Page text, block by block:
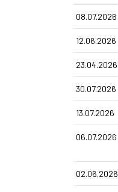
08.07.2026
12.06.2026
23.04.2026
30.07.2026
13.07.2026
06.07.2026
02.06.2026